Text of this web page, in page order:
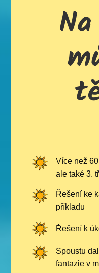
Více než
ale také 3.
Řešení ke
příkladu
Řešení k
Spoustu
fantazie v